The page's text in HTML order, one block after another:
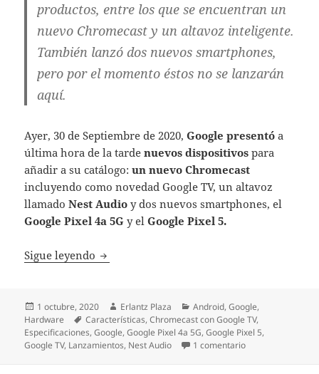
productos, entre los que se encuentran un
nuevo Chromecast y un altavoz inteligente.
También lanzó dos nuevos smartphones,
pero por el momento éstos no se lanzarán
aquí.
Ayer, 30 de Septiembre de 2020,Google presentó a
última hora de la tardenuevos dispositivos para
añadir a su catálogo:un nuevo Chromecast
incluyendo como novedad Google TV, un altavoz
llamadoNest Audio y dos nuevos smartphones, el
Google Pixel 4a 5G y elGoogle Pixel 5.
Sigue leyendo Chromecast con Google TV y Nest Audio:
Publicado
el
1 octubre, 2020 Autor
Erlantz Plaza Categorías
Android,Google,
Hardware
Etiquetas
Características,Chromecast con Google TV,
Especificaciones,Google,Google Pixel 4a 5G,Google Pixel 5,
Google TV, Lanzamientos, Nest Audio 1 comentarioen Chromecast